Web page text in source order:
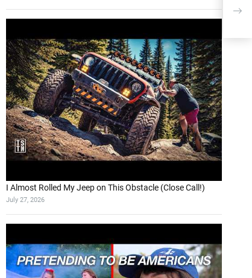
I Almost Rolled My Jeep on This Obstacle (Close Call!)
July 27, 2026